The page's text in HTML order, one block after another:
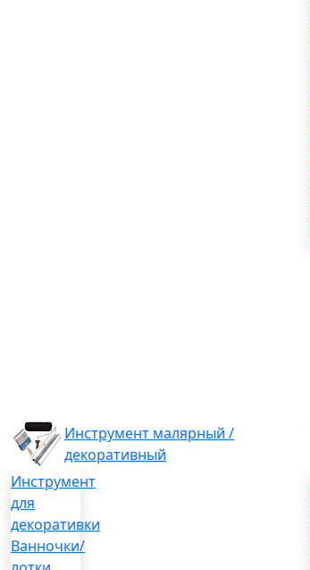
Инструмент малярный /
декоративный
Инструмент
для
декоративки
Ванночки/